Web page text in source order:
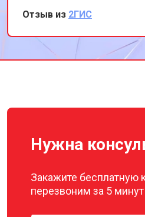
качеством ремонта. Мой
работает безупречно.
работу!
Отзыв из 2ГИС
Нужна
Закажите бесплатную
перезвоним за 5 минут